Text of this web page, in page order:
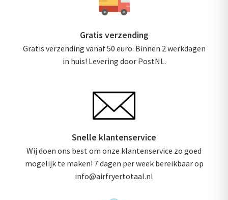
Gratis verzending
Gratis verzending vanaf 50 euro. Binnen 2 werkdagen
in huis! Levering door PostNL.
Snelle klantenservice
Wij doen ons best om onze klantenservice zo goed
mogelijk te maken! 7 dagen per week bereikbaar op
info@airfryertotaal.nl